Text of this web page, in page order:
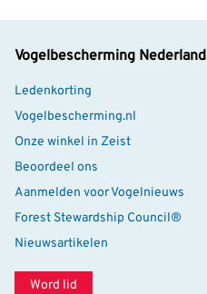
Vogelbescherming Nederland
Ledenkorting
Vogelbescherming.nl
Onze winkel in Zeist
Beoordeel ons
Aanmelden voor Vogelnieuws
Forest Stewardship Council®
Nieuwsartikelen
Word lid